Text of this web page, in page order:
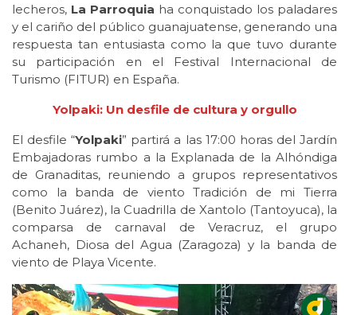
lecheros, La Parroquia ha conquistado los paladares
y el cariño del público guanajuatense, generando una
respuesta tan entusiasta como la que tuvo durante
su participación en el Festival Internacional de
Turismo (FITUR) en España.
Yolpaki: Un desfile de cultura y orgullo
El desfile “Yolpaki” partirá a las 17:00 horas del Jardín
Embajadoras rumbo a la Explanada de la Alhóndiga
de Granaditas, reuniendo a grupos representativos
como la banda de viento Tradición de mi Tierra
(Benito Juárez), la Cuadrilla de Xantolo (Tantoyuca), la
comparsa de carnaval de Veracruz, el grupo
Achaneh, Diosa del Agua (Zaragoza) y la banda de
viento de Playa Vicente.